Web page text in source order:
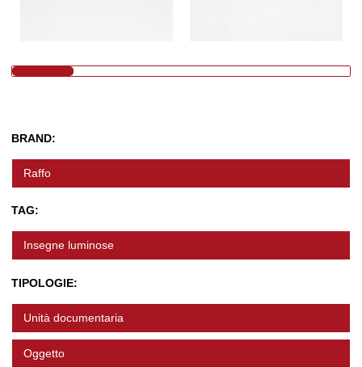
BRAND:
Raffo
TAG:
Insegne luminose
TIPOLOGIE:
Unità documentaria
Oggetto